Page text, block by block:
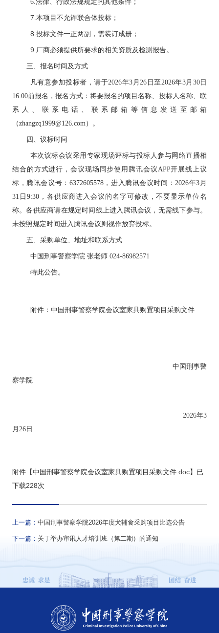
7 本项目不允许联合体投标 ；
8 投标文件一正两副，需装订成册 ；
9 厂商必须提供所要求的相关资质及检测报告。
三、报名时间及方式
凡有意参加投标者，请于2026年3 月 26日至2026年3月 30日
16:00前报名，报名方式：将要报名的项目名称、投标人名称、联
系人、联系电话、联系邮箱等信息发送至邮箱
（zhangzq1999@126.com）。
四、议标时间
本次议标会议采用专家现场评标与投标人参与网络直播相
结合的方式进行，会议现场同步使用腾讯会议APP开展线上议
标 ， 腾讯会议号： 6372605578，进入腾讯会议时间： 2026年3 月
31 日9:30，各供应商进入会议的名字可修改，不要显示单位名
称。各供应商请在规定时间线上进入腾讯会议，无需线下参与。
未按照规定时间进入腾讯会议则视作放弃投标。
五、 采购单位、地址和联系方式
中国刑事警察学院 张老师 024-86982571
特此公告。
附件：中国刑事警察学院会议室家具购置项目采购文件
中国刑事警
察学院
2026年3
月26日
附件【中国刑事警察学院会议室家具购置项目采购文件.doc】已
下载228次
上一篇： 中国刑事警察学院2026年度犬辅食采购项目比选公告
下一篇： ​关于举办审讯人才培训班（第二期）的通知